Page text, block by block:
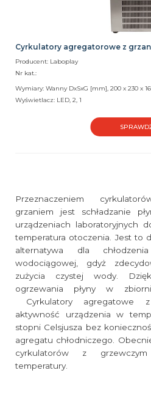
Cyrkulatory agregatorowe z
Producent: Laboplay
Nr kat.:
Wymiary: Wanny DxSxG [mm], 200 x 230 x
Wyświetlacz: LED, 2, 1
Przeznaczeniem
grzaniem jest schładzanie
urządzeniach laboratoryjnych
temperatura otoczenia. Jest to
alternatywa dla
wodociągowej, gdyż
zużycia czystej wody.
ogrzewania płyny w
Cyrkulatory agregatowe
aktywność urządzenia w
stopni Celsjusza bez
agregatu chłodniczego.
cyrkulatorów z
temperatury.